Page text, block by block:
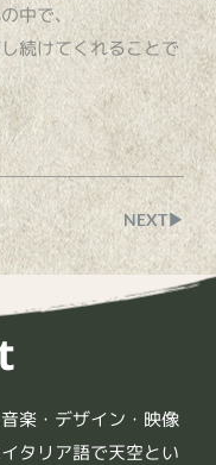
中で、
続けてくれることで
NEXT▶︎
楽・デザイン・映像
タリア語で天空とい